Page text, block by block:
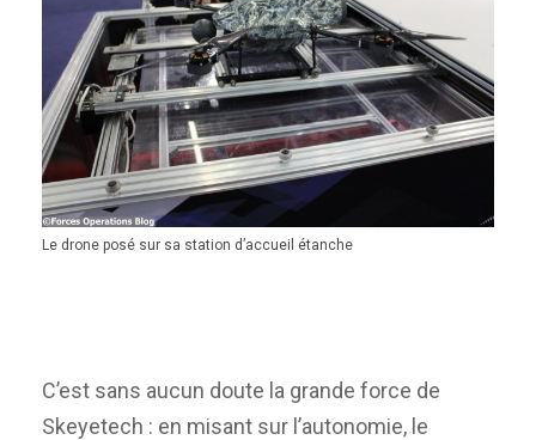
Le drone posé sur sa station d’accueil étanche
C’est sans aucun doute la grande force de
Skeyetech : en misant sur l’autonomie, le